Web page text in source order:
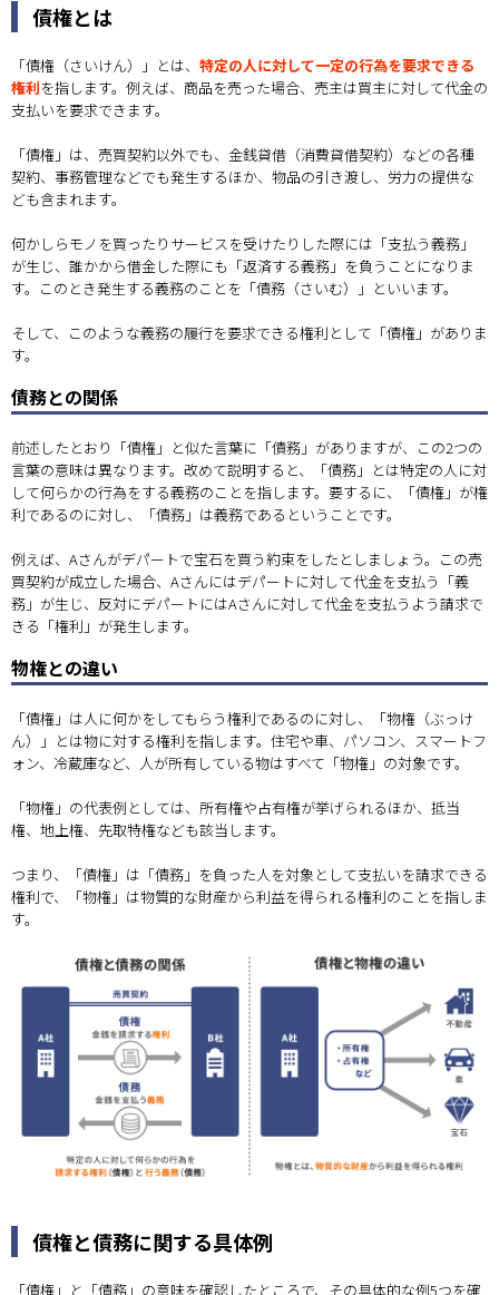
債権とは
「債権（さいけん）」とは、 特定の人に対して一定の行為を要求できる
権利を指します。例えば、商品を売った場合、売主は買主に対して代金の
支払いを要求できます。
「債権」は、売買契約以外でも、金銭貸借（消費貸借契約）などの各種
契約、事務管理などでも発生するほか、物品の引き渡し、労力の提供な
ども含まれます。
何かしらモノを買ったりサービスを受けたりした際には「支払う義務」
が生じ、誰かから借金した際にも「返済する義務」を負うことになりま
す。このとき発生する義務のことを「債務（さいむ）」といいます。
そして、このような義務の履行を要求できる権利として「債権」がありま
す。
債務との関係
前述したとおり「債権」と似た言葉に「債務」がありますが、この2つの
言葉の意味は異なります。改めて説明すると、「債務」とは特定の人に対
して何らかの行為をする義務のことを指します。要するに、「債権」が権
利であるのに対し、「債務」は義務であるということです。
例えば、Aさんがデパートで宝石を買う約束をしたとしましょう。この売
買契約が成立した場合、Aさんにはデパートに対して代金を支払う「義
務」が生じ、反対にデパートにはAさんに対して代金を支払うよう請求で
きる「権利」が発生します。
物権との違い
「債権」は人に何かをしてもらう権利であるのに対し、「物権（ぶっけ
ん）」とは物に対する権利を指します。住宅や車、パソコン、スマートフ
ォン、冷蔵庫など、人が所有している物はすべて「物権」の対象です。
「物権」の代表例としては、所有権や占有権が挙げられるほか、抵当
権、地上権、先取特権なども該当します。
つまり、「債権」は「債務」を負った人を対象として支払いを請求できる
権利で、「物権」は物質的な財産から利益を得られる権利のことを指しま
す。
債権と債務に関する具体例
「債権」と「債務」の意味を確認したところで、その具体的な例5つを確